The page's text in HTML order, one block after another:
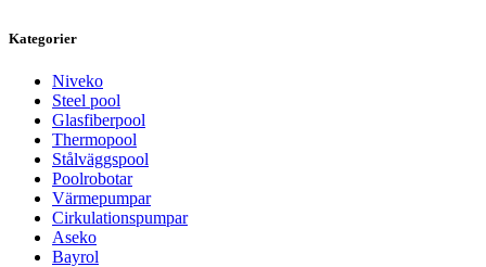
Kategorier
Niveko
Steel pool
Glasfiberpool
Thermopool
Stålväggspool
Poolrobotar
Värmepumpar
Cirkulationspumpar
Aseko
Bayrol